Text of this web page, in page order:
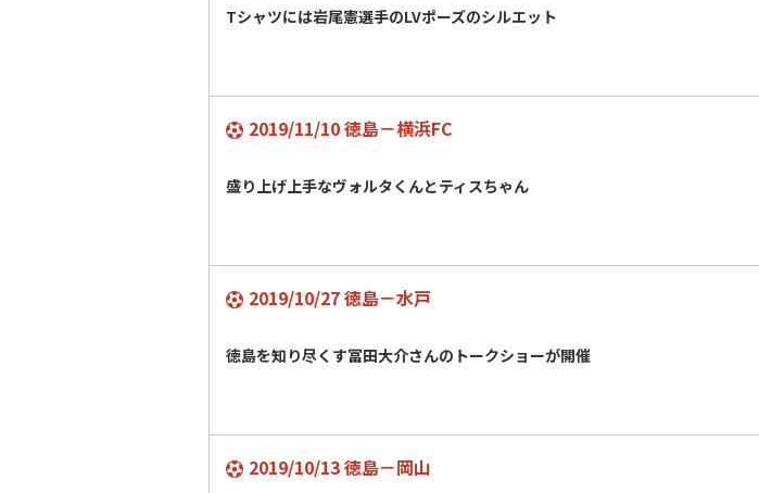
Tシャツには岩尾憲選手のLVポーズのシルエット
2019/11/10 徳島－横浜FC
盛り上げ上手なヴォルタくんとティスちゃん
2019/10/27 徳島－水戸
徳島を知り尽くす冨田大介さんのトークショーが開催
2019/10/13 徳島－岡山